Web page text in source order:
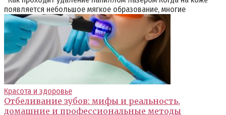
появляется небольшое мягкое образование, многие
Красота и здоровье
Отбеливание зубов: мифы и реальность,
домашние и профессиональные методы